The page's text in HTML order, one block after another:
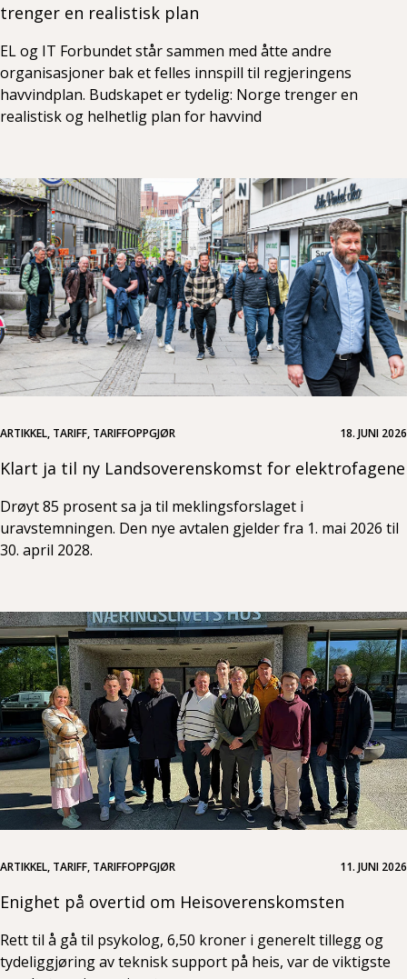
trenger en realistisk plan
EL og IT Forbundet står sammen med åtte andre
organisasjoner bak et felles innspill til regjeringens
havvindplan. Budskapet er tydelig: Norge trenger en
realistisk og helhetlig plan for havvind
ARTIKKEL, TARIFF, TARIFFOPPGJØR 18. JUNI 2026
Klart ja til ny Landsoverenskomst for elektrofagene
Drøyt 85 prosent sa ja til meklingsforslaget i
uravstemningen. Den nye avtalen gjelder fra 1. mai 2026 til
30. april 2028.
ARTIKKEL, TARIFF, TARIFFOPPGJØR 11. JUNI 2026
Enighet på overtid om Heisoverenskomsten
Rett til å gå til psykolog, 6,50 kroner i generelt tillegg og
tydeliggjøring av teknisk support på heis, var de viktigste